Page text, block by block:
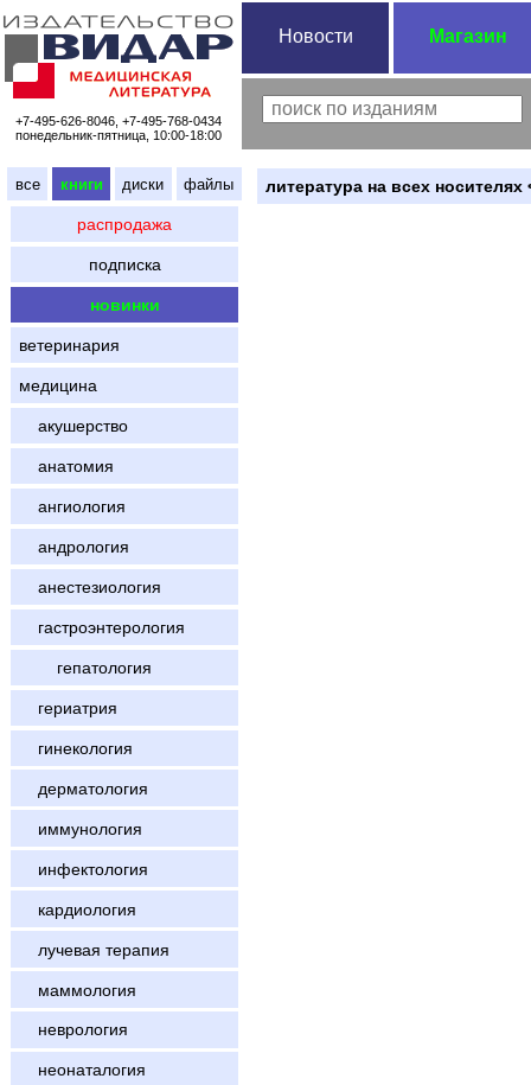
+7-495-626-8046, +7-495-768-0434
понедельник-пятница, 10:00-18:00
Новости Магазин
все книги диски файлы
распродажа
подписка
новинки
ветеринария
медицина
акушерство
анатомия
ангиология
андрология
анестезиология
гастроэнтерология
гепатология
гериатрия
гинекология
дерматология
иммунология
инфектология
кардиология
лучевая терапия
маммология
неврология
неонаталогия
литература на всех носителях